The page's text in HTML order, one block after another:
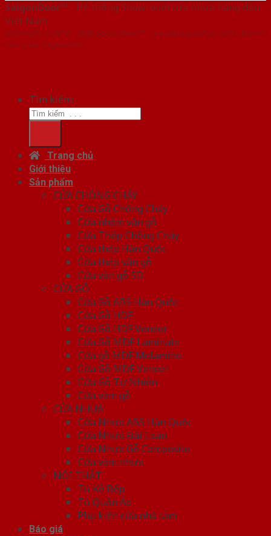
SaigonDoor™ - Hệ thống Showroom cửa nhựa hàng đầu
Việt Nam
Copyright ⓒ 2016 – 2026 SaigonDoor™ - www.bancuanhua.com | Đơn vị
chủ quản SaigonDoor
Tìm kiếm:
Trang chủ
Giới thiệu
Sản phẩm
CỬA CHỐNG CHÁY
Cửa Gỗ Chống Cháy
Cửa nhôm vân gỗ
Cửa Thép Chống Cháy
Cửa thép Hàn Quốc
Cửa thép vân gỗ
Cửa vân gỗ 5D
CỬA GỖ
Cửa Gỗ ABS Hàn Quốc
Cửa Gỗ HDF
Cửa Gỗ HDF Veneer
Cửa Gỗ MDF Laminate
Cửa gỗ MDF Melamine
Cửa Gỗ MDF Veneer
Cửa Gỗ Tự Nhiên
Cửa vòm gỗ
CỬA NHỰA
Cửa Nhựa ABS Hàn Quốc
Cửa Nhựa Đài Loan
Cửa Nhựa Gỗ Composite
Cửa vòm nhựa
NỘI THẤT
Tủ Kệ Bếp
Tủ Quần Áo
Phụ kiện cửa nhà tắm
Báo giá